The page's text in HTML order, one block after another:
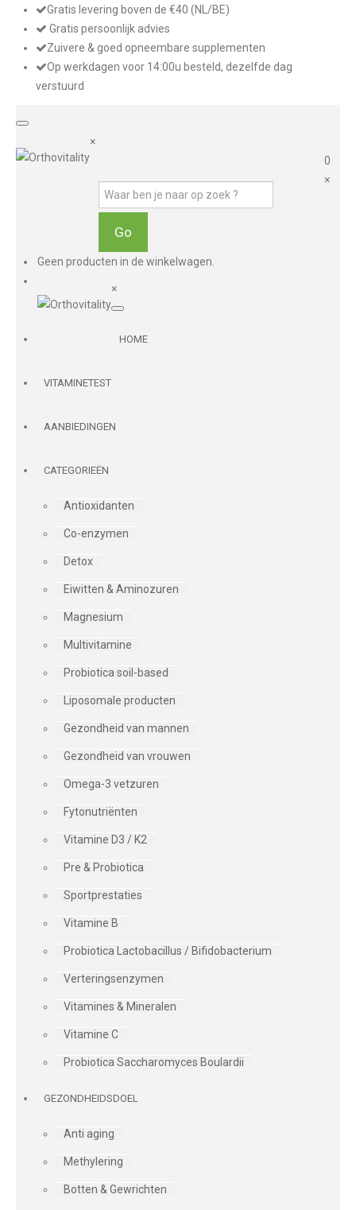
Gratis levering boven de €40 (NL/BE)
Gratis persoonlijk advies
Zuivere & goed opneembare supplementen
Op werkdagen voor 14:00u besteld, dezelfde dag
verstuurd
×
0
×
Geen producten in de winkelwagen.
×
HOME
VITAMINETEST
AANBIEDINGEN
CATEGORIEËN
Antioxidanten
Co-enzymen
Detox
Eiwitten & Aminozuren
Magnesium
Multivitamine
Probiotica soil-based
Liposomale producten
Gezondheid van mannen
Gezondheid van vrouwen
Omega-3 vetzuren
Fytonutriënten
Vitamine D3 / K2
Pre & Probiotica
Sportprestaties
Vitamine B
Probiotica Lactobacillus / Bifidobacterium
Verteringsenzymen
Vitamines & Mineralen
Vitamine C
Probiotica Saccharomyces Boulardii
GEZONDHEIDSDOEL
Anti aging
Methylering
Botten & Gewrichten